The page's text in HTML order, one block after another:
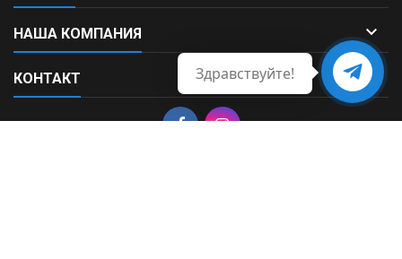
НАША КОМПАНИЯ 
КОНТАКТ 
Свяжитесь
с нами
Здравствуйте!